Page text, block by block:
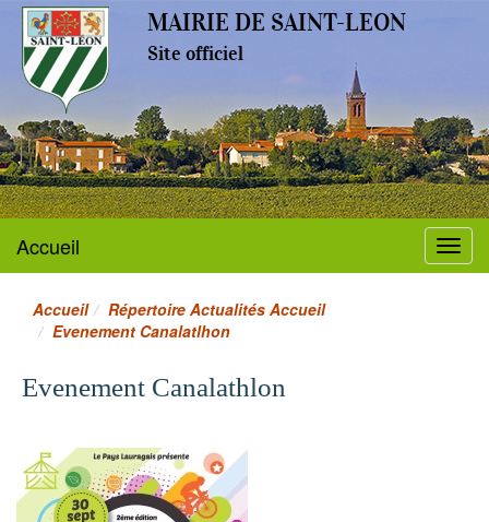
MAIRIE DE SAINT-LEON
Site officiel
Menu
Accueil
Accueil
Répertoire Actualités Accueil
Evenement Canalatlhon
Evenement Canalathlon